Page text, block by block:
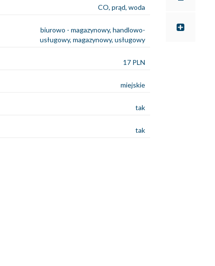
CO, prąd, woda
biurowo - magazynowy, handlowo-
usługowy, magazynowy, usługowy
17 PLN
miejskie
tak
tak